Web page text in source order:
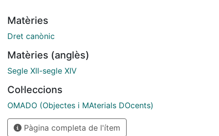
Matèries
Dret canònic
Matèries (anglès)
Segle XII-segle XIV
Col·leccions
OMADO (Objectes i MAterials DOcents)
Pàgina completa de l'ítem